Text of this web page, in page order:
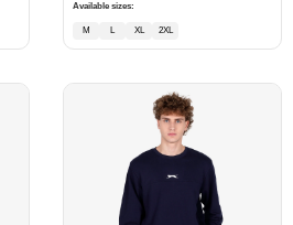
Available sizes:
M L XL 2XL